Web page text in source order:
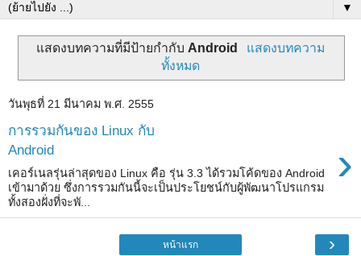
▼
แสดงบทความที่มีป้ายกำกับ Android
แสดงบทความ
ทั้งหมด
วันพุธที่ 21 มีนาคม พ.ศ. 2555
การรวมกันของ Linux กับ
Android
›
เคอร์เนลรุ่นล่าสุดของ Linux คือ รุ่น 3.3 ได้รวมโค้ดของ Android
เข้ามาด้วย ซึ่งการรวมกันนี้จะเป็นประโยชน์กับผู้พัฒนาโปรแกรม
ทั้งสองฝั่งที่จะพั...
›
หน้าแรก